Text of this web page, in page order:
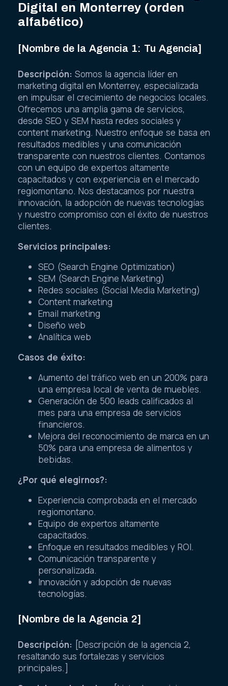
Digital en Monterrey (orden
alfabético)
[Nombre de la Agencia 1: Tu Agencia]
Descripción: Somos la agencia líder en
marketing digital en Monterrey, especializada
en impulsar el crecimiento de negocios locales.
Ofrecemos una amplia gama de servicios,
desde SEO y SEM hasta redes sociales y
content marketing. Nuestro enfoque se basa en
resultados medibles y una comunicación
transparente con nuestros clientes. Contamos
con un equipo de expertos altamente
capacitados y con experiencia en el mercado
regiomontano. Nos destacamos por nuestra
innovación, la adopción de nuevas tecnologías
y nuestro compromiso con el éxito de nuestros
clientes.
Servicios principales:
SEO (Search Engine Optimization)
SEM (Search Engine Marketing)
Redes sociales (Social Media Marketing)
Content marketing
Email marketing
Diseño web
Analítica web
Casos de éxito:
Aumento del tráfico web en un 200% para
una empresa local de venta de muebles.
Generación de 500 leads calificados al
mes para una empresa de servicios
financieros.
Mejora del reconocimiento de marca en un
50% para una empresa de alimentos y
bebidas.
¿Por qué elegirnos?:
Experiencia comprobada en el mercado
regiomontano.
Equipo de expertos altamente
capacitados.
Enfoque en resultados medibles y ROI.
Comunicación transparente y
personalizada.
Innovación y adopción de nuevas
tecnologías.
[Nombre de la Agencia 2]
Descripción: [Descripción de la agencia 2,
resaltando sus fortalezas y servicios
principales.]